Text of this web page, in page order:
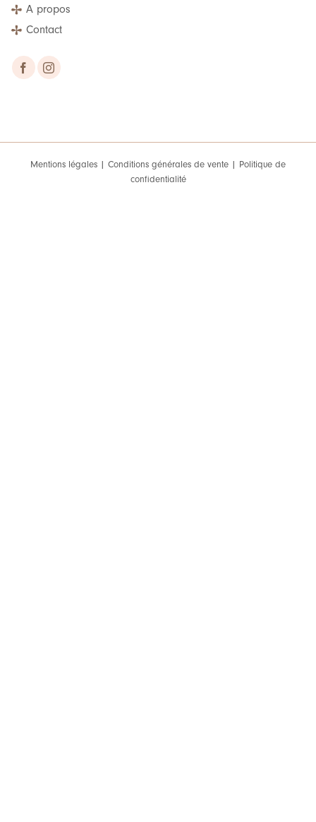
A propos
Contact
Mentions légales | Conditions générales de vente | Politique de
confidentialité